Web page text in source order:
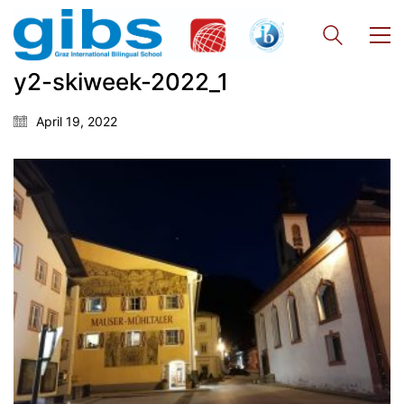
y2-skiweek-2022_1
April 19, 2022
Georgigasse 85
8020 Graz
Telephone +43 50 248 021
Fax – NO longer in use
Educational Partners
Erasmus+
ESF\REACT Fördermaßnahme
Graz University of Technology